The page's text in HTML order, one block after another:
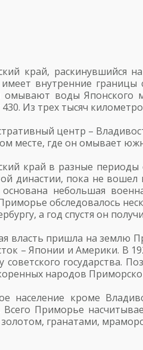
край, раскинувшийся
внутренние границы
омывают воды Японского
430. Из трех тысяч
центр –
месте, где он омывает
край в разные периоды
династии, пока не вошел
небольшая
обследовалось
а год спустя он
власть пришла на землю
– Японии и Америки. В
советского государства.
народов
население кроме
Всего Приморье
золотом, гранатами,